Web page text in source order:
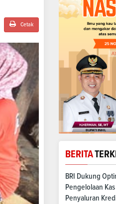
Cetak
BERITA
BRI Dukung
Pengelolaan
Penyaluran